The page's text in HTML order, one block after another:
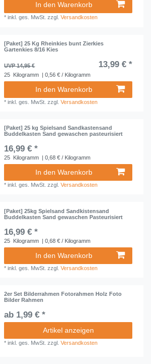
In den Warenkorb
*inkl. ges. MwSt. zzgl.Versandkosten
[Paket] 25 Kg Rheinkies bunt Zierkies
Gartenkies 8/16 Kies
UVP 14,95 € 13,99 € *
25 Kilogramm | 0,56 € / Kilogramm
In den Warenkorb
*inkl. ges. MwSt. zzgl.Versandkosten
[Paket] 25 kg Spielsand Sandkastensand
Buddelkasten Sand gewaschen pasteurisiert
16,99 € *
25 Kilogramm | 0,68 € / Kilogramm
In den Warenkorb
*inkl. ges. MwSt. zzgl.Versandkosten
[Paket] 25kg Spielsand Sandkistensand
Buddelkasten Sand gewaschen Pasteurisiert
16,99 € *
25 Kilogramm | 0,68 € / Kilogramm
In den Warenkorb
*inkl. ges. MwSt. zzgl.Versandkosten
2er Set Bilderrahmen Fotorahmen Holz Foto
Bilder Rahmen
ab 1,99 € *
Artikel anzeigen
*inkl. ges. MwSt. zzgl.Versandkosten